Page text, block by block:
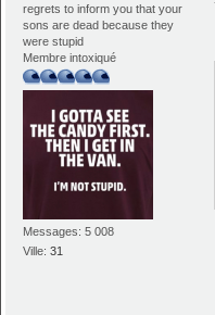
regrets to inform you that your
sons are dead because they
were stupid
Membre intoxiqué
Messages: 5 008
Ville:31